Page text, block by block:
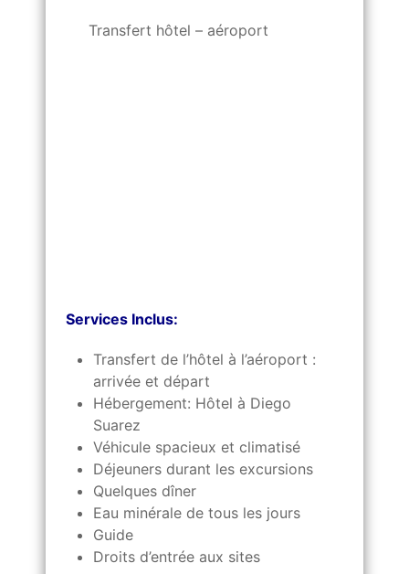
Transfert hôtel – aéroport
Services Inclus:
Transfert de l’hôtel à l’aéroport :
arrivée et départ
Hébergement: Hôtel à Diego
Suarez
Véhicule spacieux et climatisé
Déjeuners durant les excursions
Quelques dîner
Eau minérale de tous les jours
Guide
Droits d’entrée aux sites